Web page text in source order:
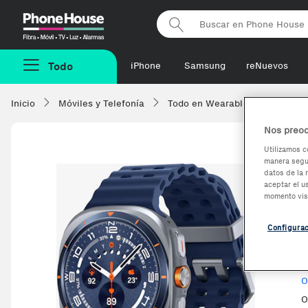
Phonehouse
Todo iPhone Samsung reNuevos
Inicio Móviles y Telefonía Todo en Wearables
Nos
Utilizamos
manera
datos de la
aceptar el
momento